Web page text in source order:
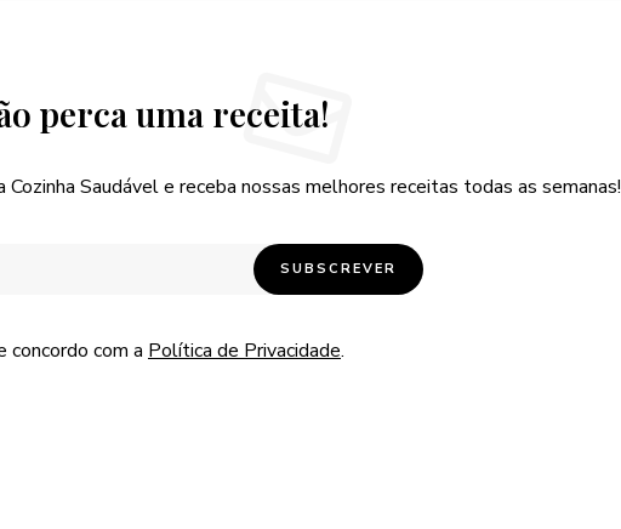
perca uma receita!
Saudável e receba nossas melhores receitas todas as semanas!
concordo com a Política de Privacidade.